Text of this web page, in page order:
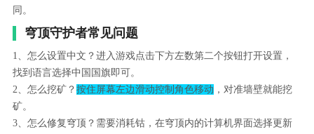
同。
穹顶守护者常见问题
1、怎么设置中文？进入游戏点击下方左数第二个按钮打开设置，
找到语言选择中国国旗即可。
2、怎么挖矿？ 按住屏幕左边滑动控制角色移动 ，对准墙壁就能挖
矿。
3、怎么修复穹顶？需要消耗钴，在穹顶内的计算机界面选择更新